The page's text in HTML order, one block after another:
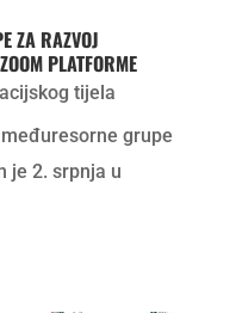
ZA RAZVOJ
PLATFORME
tijela
grupe
je 2. srpnja u